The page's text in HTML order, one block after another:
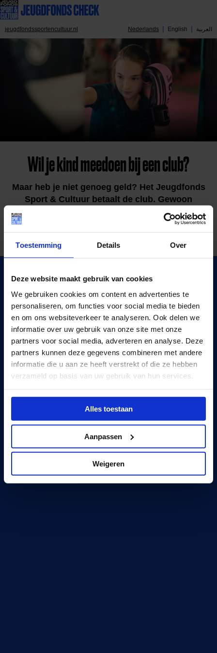
Toestemming Details Over
Deze website maakt gebruik van cookies
We gebruiken cookies om content en advertenties te
personaliseren, om functies voor social media te bieden
en om ons websiteverkeer te analyseren. Ook delen we
informatie over uw gebruik van onze site met onze
partners voor social media, adverteren en analyse. Deze
partners kunnen deze gegevens combineren met andere
informatie die u aan ze heeft verstrekt of die ze hebben
verzameld op basis van uw gebruik van hun services.
Alles toestaan
Aanpassen
Weigeren
jeugdfondssportencultuur.nl Nederlands English العربية
Wil je kind meedoen bij een club?
Maar heb je niet genoeg geld? Het Jeugdfonds
Sport & Cultuur betaalt de club. Gewoon
VUL JE POSTCODE IN EN DOE DE CHECK.
Vul hieronder je postcode in en doe de check. Binnen vier
stappen weet je of het Jeugdfonds Sport & Cultuur
waarschijnlijk de club kan betalen.
Vul je postcode in